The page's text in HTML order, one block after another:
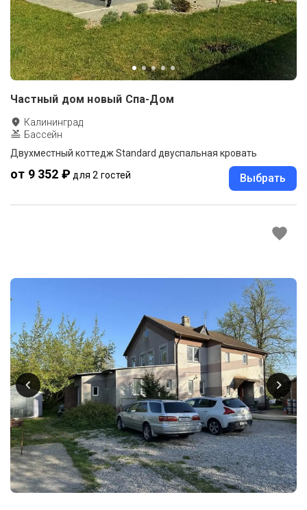
Частный дом новый Спа-Дом
Калининград
Бассейн
Двухместный коттедж Standard двуспальная кровать
от 9 352 ₽ для 2 гостей Выбрать